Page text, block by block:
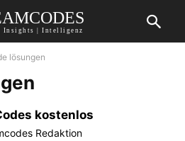
Insights | Intelligenz
lösungen
kostenlos
Redaktion